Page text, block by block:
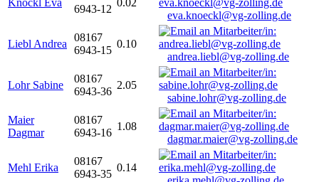
Knöckl Eva
6943-12
0.02
eva.knoeckl@vg-zolling.de
Liebl Andrea
08167
6943-15
0.10
andrea.liebl@vg-zolling.de
Lohr Sabine
08167
6943-36
2.05
sabine.lohr@vg-zolling.de
Maier
Dagmar
08167
6943-16
1.08
dagmar.maier@vg-zolling.de
Mehl Erika
08167
6943-35
0.14